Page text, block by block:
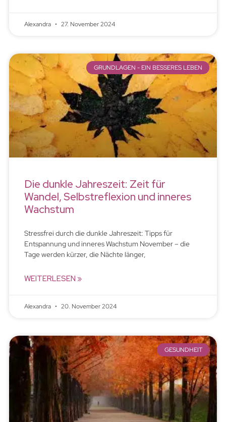
Alexandra 27. November 2024
GRUNDLAGEN - EIN BESSERES LEBEN
Die dunkle Jahreszeit: Zeit für
Wandel, Selbstreflexion und inneres
Wachstum
Stressfrei durch die dunkle Jahreszeit: Tipps für
Entspannung und inneres Wachstum November – die
Tage werden kürzer, die Nächte länger,
WEITERLESEN »
Alexandra 20. November 2024
GESUNDHEIT